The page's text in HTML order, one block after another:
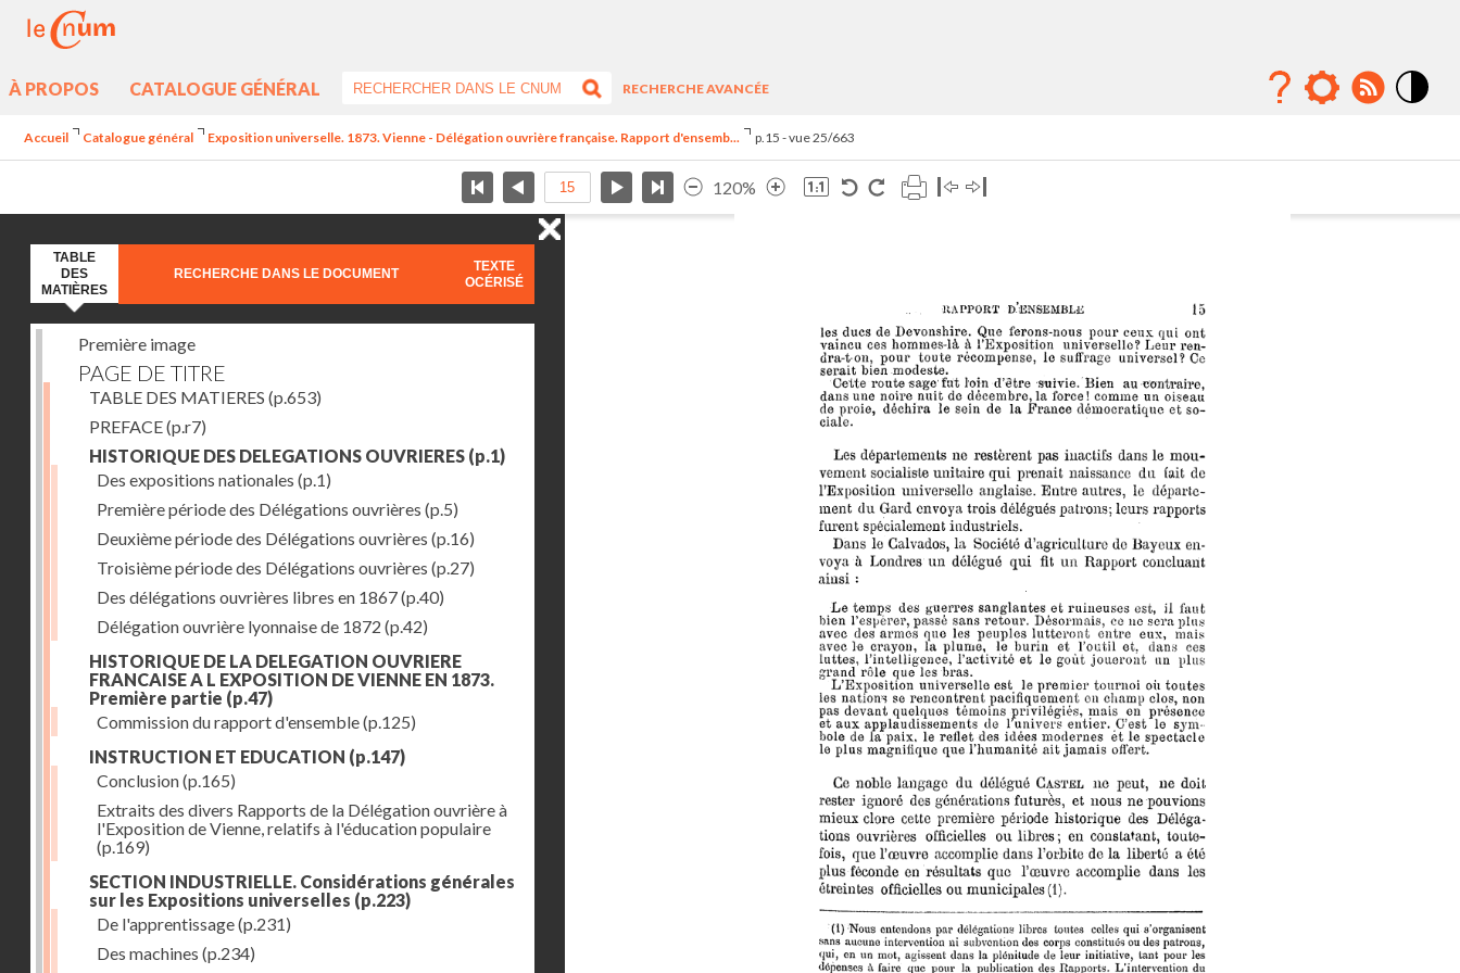
À PROPOS CATALOGUE GÉNÉRAL
RECHERCHE AVANCÉE
Accueil Catalogue général Exposition universelle. 1873. Vienne - Délégation ouvrière française. Rapport d'ensemb... p.15 - vue 25/663
120%
TABLE
DES
MATIÈRES
RECHERCHE DANS LE DOCUMENT
TEXTE
OCÉRISÉ
Première image
PAGE DE TITRE
TABLE DES MATIERES (p.653)
PREFACE(p.r7)
HISTORIQUE DES DELEGATIONS OUVRIERES (p.1)
Des expositions nationales (p.1)
Première période des Délégations ouvrières (p.5)
Deuxième période des Délégations ouvrières (p.16)
Troisième période des Délégations ouvrières (p.27)
Des délégations ouvrières libres en 1867(p.40)
Délégation ouvrière lyonnaise de 1872 (p.42)
HISTORIQUE DE LA DELEGATION OUVRIERE
FRANCAISE A L EXPOSITION DE VIENNE EN 1873.
Première partie (p.47)
Commission du rapport d'ensemble(p.125)
INSTRUCTION ET EDUCATION (p.147)
Conclusion(p.165)
Extraits des divers Rapports de la Délégation ouvrière à
l'Exposition de Vienne, relatifs à l'éducation populaire
(p.169)
SECTION INDUSTRIELLE. Considérations générales
sur les Expositions universelles (p.223)
De l'apprentissage(p.231)
Des machines (p.234)